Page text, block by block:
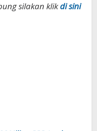
silakan klikdi sini